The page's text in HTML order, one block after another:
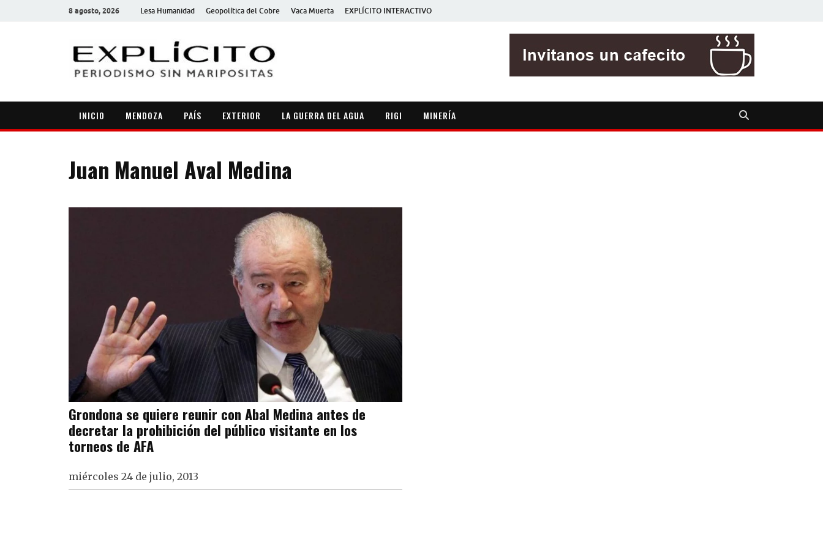
8 agosto, 2026 Lesa Humanidad Geopolítica del Cobre Vaca Muerta EXPLÍCITO INTERACTIVO
INICIO MENDOZA PAÍS EXTERIOR LA GUERRA DEL AGUA RIGI MINERÍA
Juan Manuel Aval Medina
Grondona se quiere reunir con Abal Medina antes de
decretar la prohibición del público visitante en los
torneos de AFA
miércoles 24 de julio, 2013